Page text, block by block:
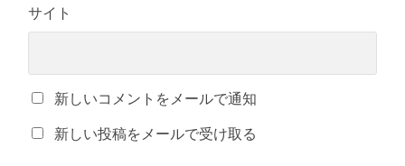
サイト
新しいコメントをメールで通知
新しい投稿をメールで受け取る